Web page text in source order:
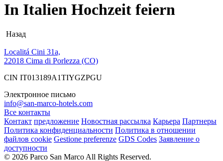
In Italien Hochzeit feiern
Назад
Localitá Cini 31a,
22018 Cima di Porlezza (CO)
CIN IT013189A1TIYGZPGU
Электронное письмо
info@san-marco-hotels.com
Все контакты
Контакт предложение Новостная рассылка Карьера Партнеры
Политика конфиденциальности Политика в отношении
файлов cookie Gestione preferenze GDS Codes Заявление о
доступности
© 2026 Parco San Marco All Rights Reserved.